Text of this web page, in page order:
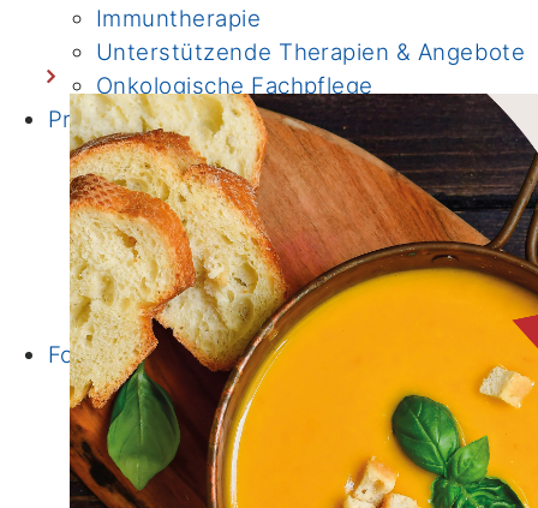
Immuntherapie
Unterstützende Therapien & Angebote
Onkologische Fachpflege
Prävention
Ernährung
Bewegung
Darmkrebsvorsorge
Familiäre/erbliche Tumorerkrankungen
Fertilität
Informationen & Links
Forschung
Institute
Klinische Studien
Bewegungs- und
Ernährungsbehandlungs-Programm